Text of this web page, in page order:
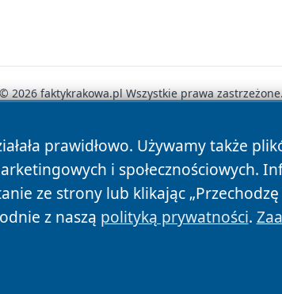
prawidłowo. Używamy także
i społecznościowych.
ze strony lub klikając
z naszą polityką prywatności.
2026 faktykrakowa.pl Wszystkie prawa
Polityka Prywatności Polityka